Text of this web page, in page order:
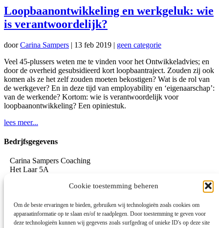
Cookie toestemming beheren
Om de beste ervaringen te bieden, gebruiken wij technologieën zoals cookies om
apparaatinformatie op te slaan en/of te raadplegen. Door toestemming te geven voor
deze technologieën kunnen wij gegevens zoals surfgedrag of unieke ID's op deze site
Loopbaanontwikkeling en werkgeluk: wie
is verantwoordelijk?
doorCarina Sampers | 13 feb 2019 | geen categorie
Veel 45-plussers weten me te vinden voor het Ontwikkeladvies; en
door de overheid gesubsidieerd kort loopbaantraject. Zouden zij ook
komen als ze het zelf zouden moeten bekostigen? Wat is de rol van
de werkgever? En in deze tijd van employability en ‘eigenaarschap’:
van de werkende? Kortom: wie is verantwoordelijk voor
loopbaanontwikkeling? Een opiniestuk.
lees meer...
Bedrjfsgegevens
Carina Sampers Coaching
Het Laar 5A
www.carinasampers.nl
BTW-id: NL001833928B47